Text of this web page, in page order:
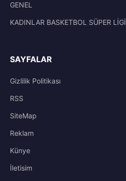
GENEL
KADINLAR BASKETBOL SÜPER LİGİ
SAYFALAR
Gizlilik Politikası
RSS
SiteMap
Reklam
Künye
İletisim